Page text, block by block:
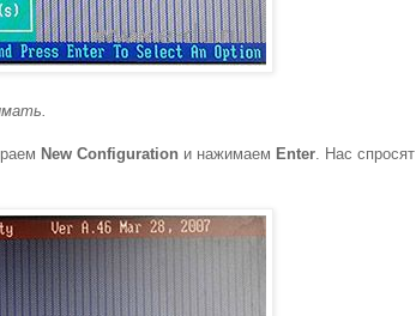
New Configuration и нажимаем Enter. Нас спросят